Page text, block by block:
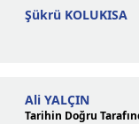
Şükrü KOLUKISA
Ali YALÇIN
Tarihin Doğru